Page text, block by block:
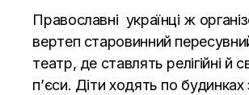
Православні українці ж
вертеп старовинний
театр, де ставлять релігійні й
п’єси. Діти ходять по будинках